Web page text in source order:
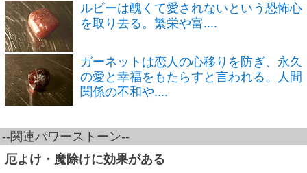
ルビーは醜くて愛されないという恐怖心
を取り去る。繁栄や富....
ガーネットは恋人の心移りを防ぎ、永久
の愛と幸福をもたらすと言われる。人間
関係の不和や....
--関連パワーストーン--
厄よけ・魔除けに効果がある